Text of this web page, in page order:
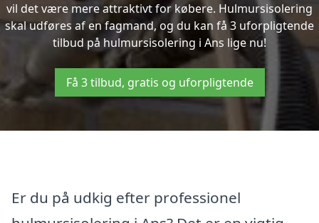
vil det være mere attraktivt for købere. Hulmursisolering
skal udføres af en fagmand, og du kan få 3 uforpligtende
tilbud på hulmursisolering i Ans lige nu!
Få 3 tilbud, gratis og uforpligtende
Er du på udkig efter professionel